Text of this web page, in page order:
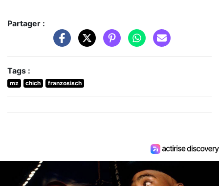
Partager :
Tags :
mz chich franzosisch